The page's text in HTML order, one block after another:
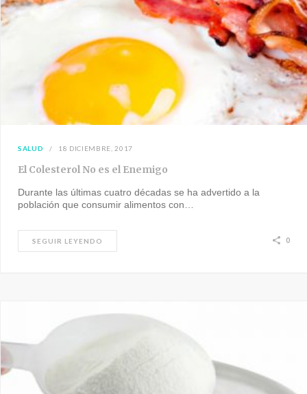
SALUD 18 DICIEMBRE, 2017
El Colesterol No es el Enemigo
Durante las últimas cuatro décadas se ha advertido a la
población que consumir alimentos con…
SEGUIR LEYENDO 0